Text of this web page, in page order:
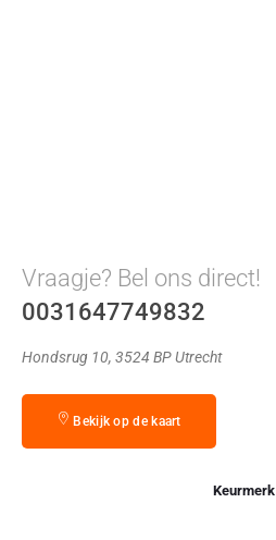
Vraagje? Bel ons direct!
0031647749832
Hondsrug 10, 3524 BP Utrecht
Bekijk op de kaart
Keurmerk